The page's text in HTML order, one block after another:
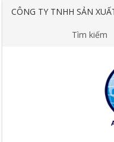
CÔNG TY TNHH SẢN
Tìm kiếm